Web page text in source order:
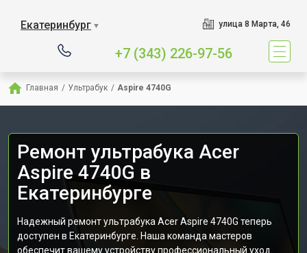
Екатеринбург ▼ улица 8 Марта, 46
+7 (343) 226-97-56
Главная / Ультрабук / Aspire 4740G
Ремонт ультрабука Acer
Aspire 4740G в
Екатеринбурге
Надежный ремонт ультрабука Acer Aspire 4740G теперь
доступен в Екатеринбурге. Наша команда мастеров
обеспечит вашему устройству профессиональный уход.